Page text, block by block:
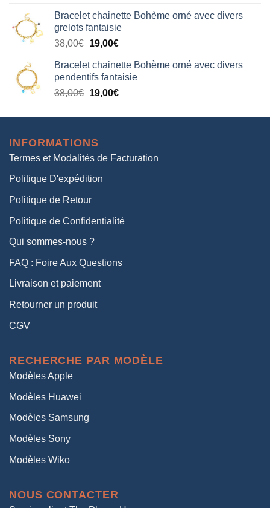
initial
était :
38,00€.
actuel
est :
19,00€.
Bracelet chainette Bohème orné avec divers
grelots fantaisie
38,00€ Le
initial
était :
38,00€.
19,00€Le
actuel
est :
19,00€.
Bracelet chainette Bohème orné avec divers
pendentifs fantaisie
38,00€ Le
initial
38,00€.
19,00€Le
actuel
INFORMATIONS
Termes et Modalités de Facturation
Politique D'expédition
Politique de Retour
Politique de Confidentialité
Qui sommes-nous ?
FAQ : Foire Aux Questions
Livraison et paiement
Retourner un produit
CGV
RECHERCHE PAR MODÈLE
Modèles Apple
Modèles Huawei
Modèles Samsung
Modèles Sony
Modèles Wiko
NOUS CONTACTER